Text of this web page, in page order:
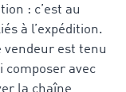
: c’est au
à l’expédition.
vendeur est tenu
composer avec
la chaîne